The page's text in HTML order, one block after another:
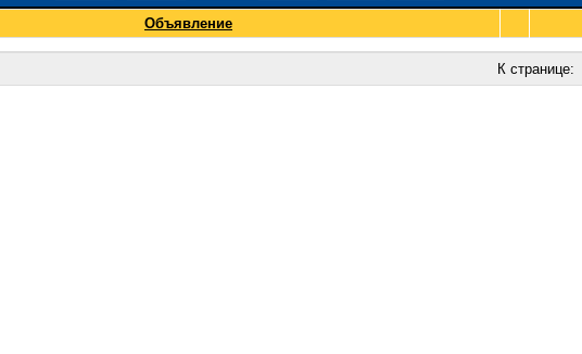
Объявление
К странице: